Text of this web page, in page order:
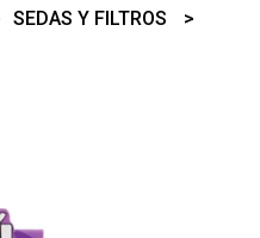
SEDAS Y FILTROS